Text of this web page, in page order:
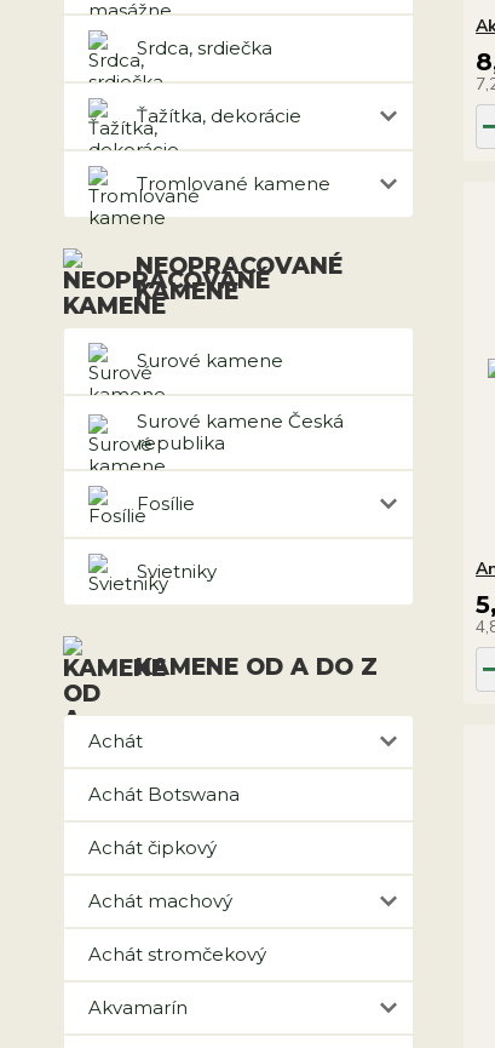
Srdca, srdiečka
Ťažítka, dekorácie
Tromlované kamene
NEOPRACOVANÉ
KAMENE
Surové kamene
Surové kamene Česká
republika
Fosílie
Svietniky
KAMENE OD A DO Z
Achát
Achát Botswana
Achát čipkový
Achát machový
Achát stromčekový
Akvamarín